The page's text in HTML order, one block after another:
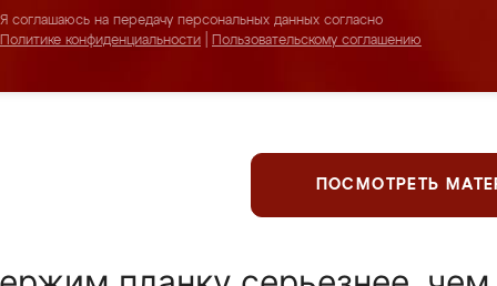
Я соглашаюсь на передачу персональных данных согласно
Политике конфиденциальности
Пользовательскому соглашению
ПОСМОТРЕТЬ